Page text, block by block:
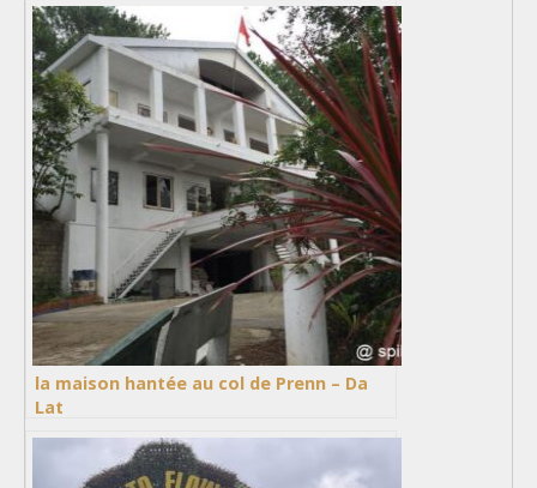
la maison hantée au col de Prenn – Da
Lat